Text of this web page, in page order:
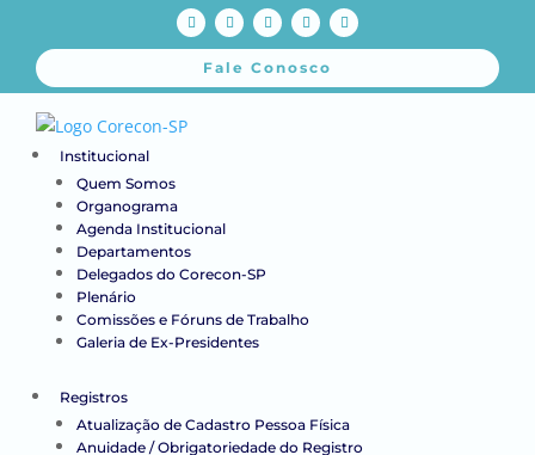
Fale Conosco
Institucional
Quem Somos
Organograma
Agenda Institucional
Departamentos
Delegados do Corecon-SP
Plenário
Comissões e Fóruns de Trabalho
Galeria de Ex-Presidentes
Registros
Atualização de Cadastro Pessoa Física
Anuidade / Obrigatoriedade do Registro